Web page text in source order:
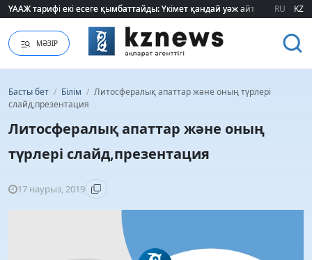
ҮААЖ тарифі екі есеге қымбаттайды: Үкімет қандай уәж айтады?
ҮААЖ тарифі екі есеге қымбаттайды: Үкімет қандай уәж айтады? RU KZ
МӘЗІР
Басты бет / Білім / Литосфералық апаттар және оның түрлері
слайд,презентация
Литосфералық апаттар және оның
түрлері слайд,презентация
17 наурыз, 2019